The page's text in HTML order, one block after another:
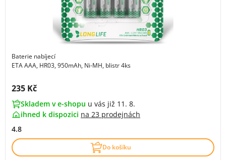
Baterie nabíjecí
ETA AAA, HR03, 950mAh, Ni-MH, blistr 4ks
Cena s DPH:
235 Kč
Skladem v e-shopu u vás již 11. 8.
ihned k dispozici na 23 prodejnách
4.8
Do košíku